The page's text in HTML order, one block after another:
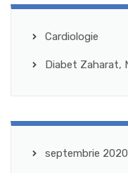
Cardiologie
Diabet Zaharat,
septembrie 2020